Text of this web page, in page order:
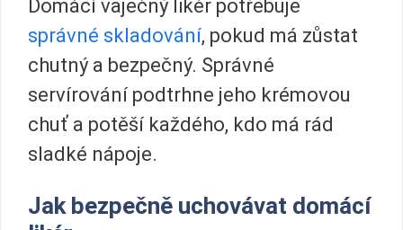
Domácí vaječný likér potřebuje
správné skladování, pokud má zůstat
chutný a bezpečný. Správné
servírování podtrhne jeho krémovou
chuť a potěší každého, kdo má rád
sladké nápoje.
Jak bezpečně uchovávat domácí